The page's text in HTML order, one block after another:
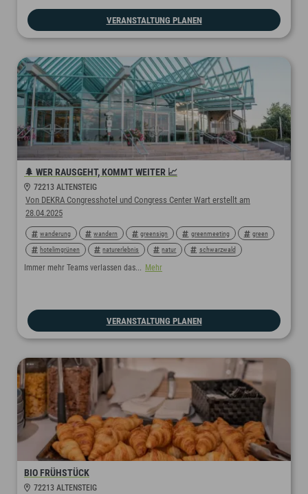
VERANSTALTUNG PLANEN
🌲 WER RAUSGEHT, KOMMT WEITER 📈
72213 ALTENSTEIG
Von DEKRA Congresshotel und Congress Center Wart erstellt am
28.04.2025
wanderung wandern greensign greenmeeting green
hotelimgrünen naturerlebnis natur schwarzwald
teamgeist teamwork teamerlebnis
Immer mehr Teams verlassen das... Mehr
VERANSTALTUNG PLANEN
BIO FRÜHSTÜCK
72213 ALTENSTEIG